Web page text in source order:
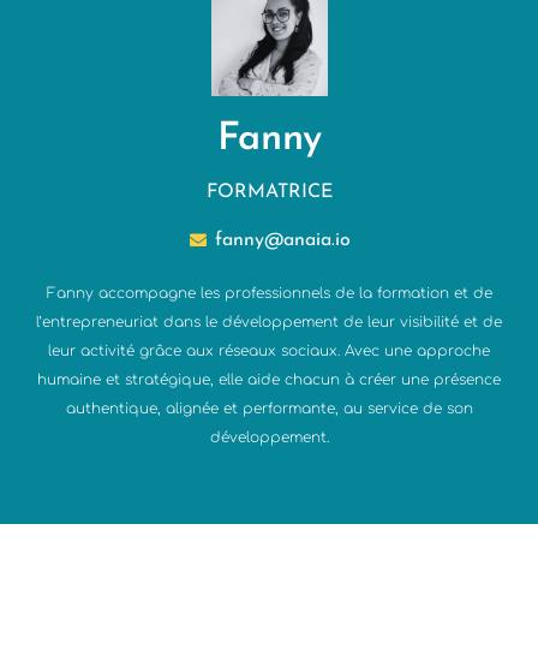
Fanny
FORMATRICE
fanny@anaia.io
Fanny accompagne les professionnels de la formation et de
l’entrepreneuriat dans le développement de leur visibilité et de
leur activité grâce aux réseaux sociaux. Avec une approche
humaine et stratégique, elle aide chacun à créer une présence
authentique, alignée et performante, au service de son
développement.